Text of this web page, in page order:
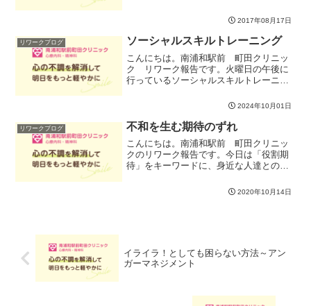
人時代を回顧していくワークです。仕事
は人生の中でかなりの時間を費やすも
の。どう働いて、何を得るのか...
2017年08月17日
リワークブログ ソーシャルスキルトレーニング
こんにちは。南浦和駅前 町田クリニッ
ク リワーク報告です。火曜日の午後に
行っているソーシャルスキルトレーニン
ます。本日は、アクションメソッド（サ
イコドラマ導入）を行いました。アクシ
ョンメソッド（行為法）...
2024年10月01日
リワークブログ 不和を生む期待のずれ
こんにちは。南浦和駅前 町田クリニッ
クのリワーク報告です。今日は「役割期
待」をキーワードに、身近な人達との関
係を振りかえると、いろんな人と、いろ
いろなかかわりをもって暮らしているこ
2020年10月14日
イライラ！としても困らない方法～アン
ガーマネジメント